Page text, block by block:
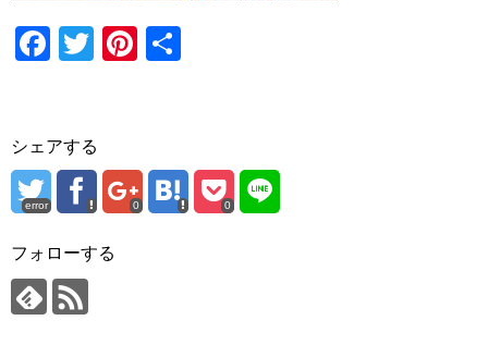
F
e
b
o
o
k
T
er
Pi
st
シェアする
error 0 0
フォローする